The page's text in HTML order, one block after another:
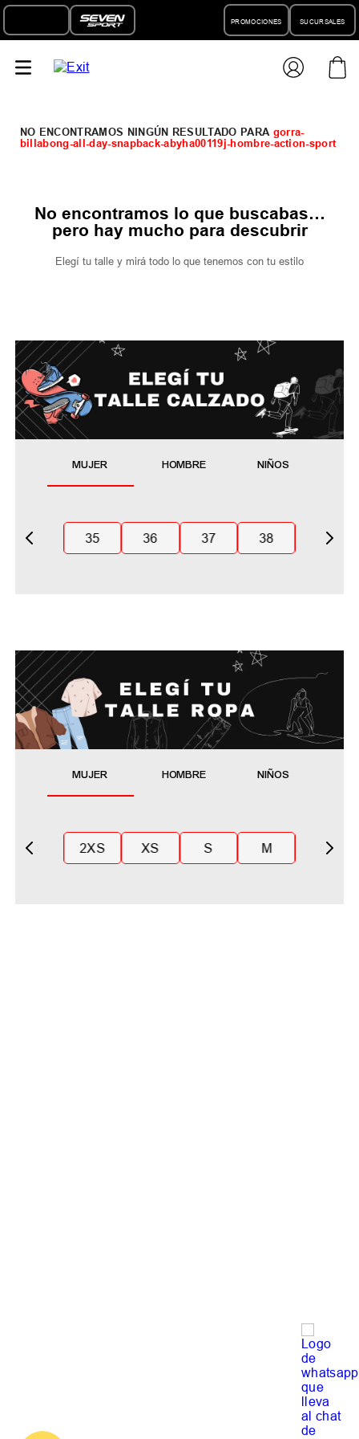
PROMOCIONES SUCURSALES
gorra-
billabong-all-day-snapback-abyha00119j-hombre-action-sport
No encontramos lo que buscabas…
pero hay mucho para descubrir
Elegí tu talle y mirá todo lo que tenemos con tu estilo
MUJER HOMBRE NIÑOS
35 36 37 38
MUJER HOMBRE NIÑOS
2XS XS S M